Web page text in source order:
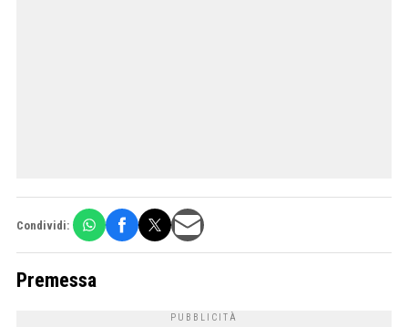
Condividi:
Premessa